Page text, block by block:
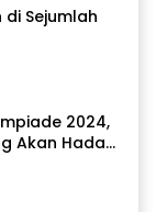
Sejumlah
2024,
Akan Hadapi